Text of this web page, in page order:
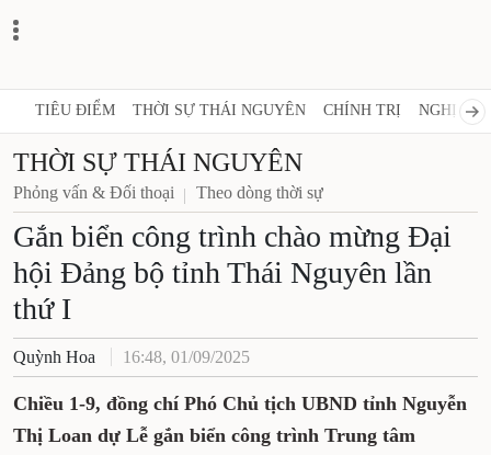
TIÊU ĐIỂM THỜI SỰ THÁI NGUYÊN CHÍNH TRỊ NGHỊ
THỜI SỰ THÁI NGUYÊN
Phỏng vấn & Đối thoại Theo dòng thời sự
Gắn biển công trình chào mừng Đại
hội Đảng bộ tỉnh Thái Nguyên lần
thứ I
Quỳnh Hoa 16:48, 01/09/2025
Chiều 1-9, đồng chí Phó Chủ tịch UBND tỉnh Nguyễn
Thị Loan dự Lễ gắn biển công trình Trung tâm